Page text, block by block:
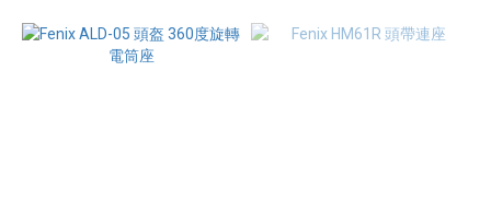
價格